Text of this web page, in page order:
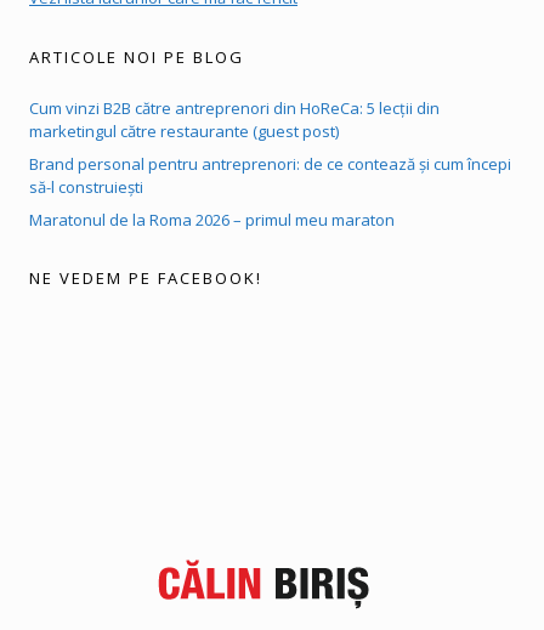
ARTICOLE NOI PE BLOG
Cum vinzi B2B către antreprenori din HoReCa: 5 lecții din
marketingul către restaurante (guest post)
Brand personal pentru antreprenori: de ce contează și cum începi
să-l construiești
Maratonul de la Roma 2026 – primul meu maraton
NE VEDEM PE FACEBOOK!